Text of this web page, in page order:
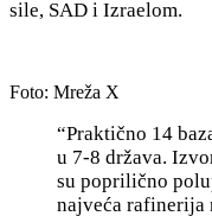
sile, SAD i Izraelom.
Foto: Mreža X
“Praktično 14
u 7-8 država.
su poprilično
najveća rafinerija